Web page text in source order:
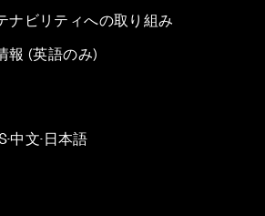
ナビリティへの取り組み
報 (英語のみ)
▪中文▪ 日本語